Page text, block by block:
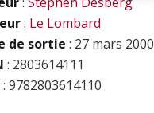
: Le Lombard
de sortie : 27 mars 2000
: 2803614111
: 9782803614110